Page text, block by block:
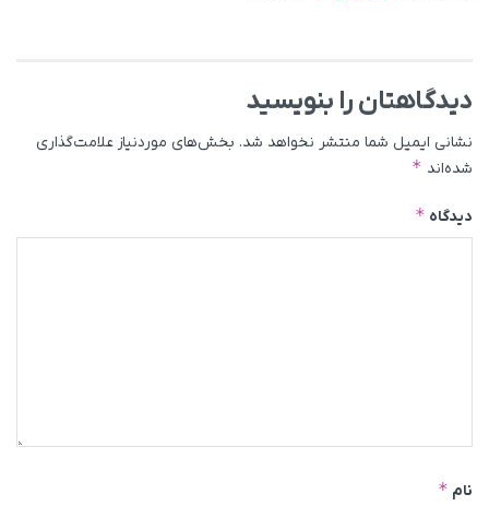
دیدگاهتان را بنویسید
نشانی ایمیل شما منتشر نخواهد شد. بخش‌های موردنیاز علامت‌گذاری
شده‌اند *
دیدگاه *
نام *